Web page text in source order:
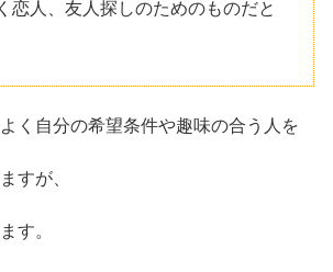
恋人、友人探しのためのものだと
く自分の希望条件や趣味の合う人を
すが、
す。